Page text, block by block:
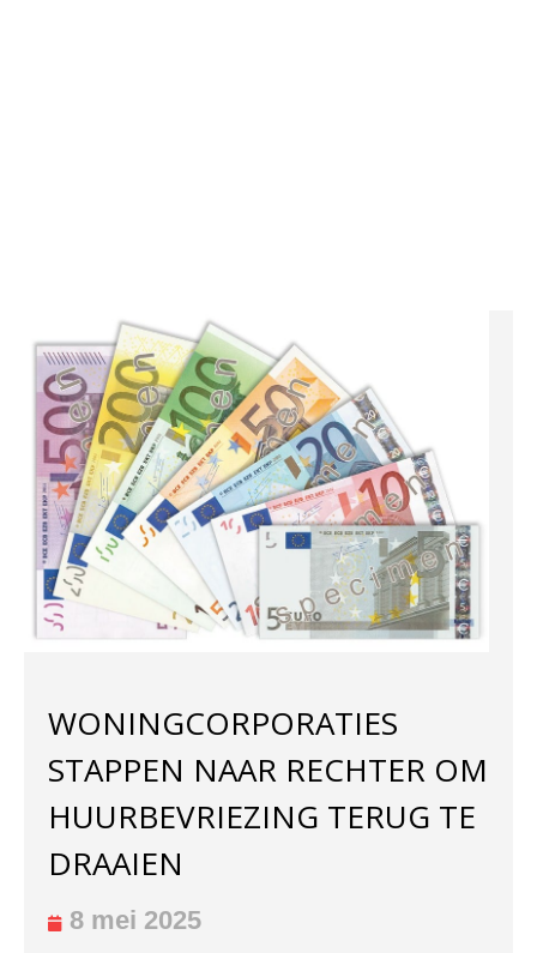
WONINGCORPORATIES
STAPPEN NAAR RECHTER OM
HUURBEVRIEZING TERUG TE
DRAAIEN
8 mei 2025